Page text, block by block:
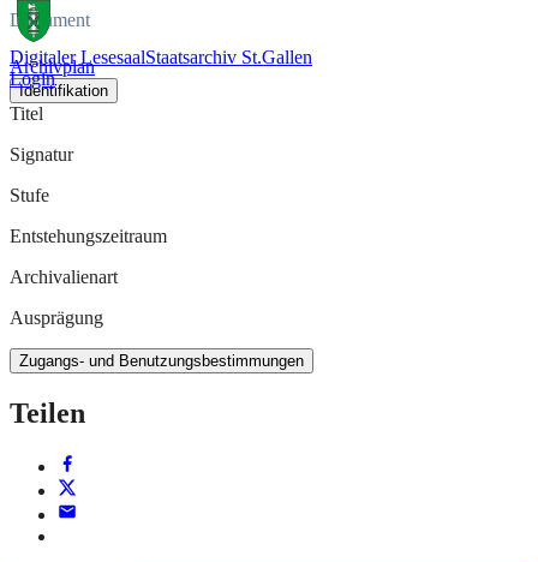
Digitaler LesesaalStaatsarchiv St.Gallen
Login
Dokument
Archivplan
Identifikation
Titel
Signatur
Stufe
Entstehungszeitraum
Archivalienart
Ausprägung
Zugangs- und Benutzungsbestimmungen
Teilen